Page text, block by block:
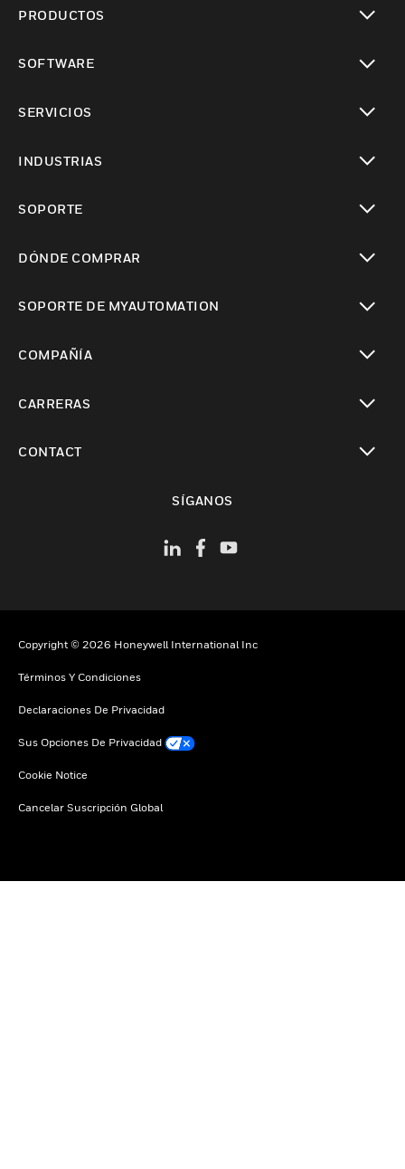
PRODUCTOS
SOFTWARE
SERVICIOS
INDUSTRIAS
SOPORTE
DÓNDE COMPRAR
SOPORTE DE MYAUTOMATION
COMPAÑÍA
CARRERAS
CONTACT
SÍGANOS
Copyright © 2026 Honeywell International Inc
Términos Y Condiciones
Declaraciones De Privacidad
Sus Opciones De Privacidad
Cookie Notice
Cancelar Suscripción Global